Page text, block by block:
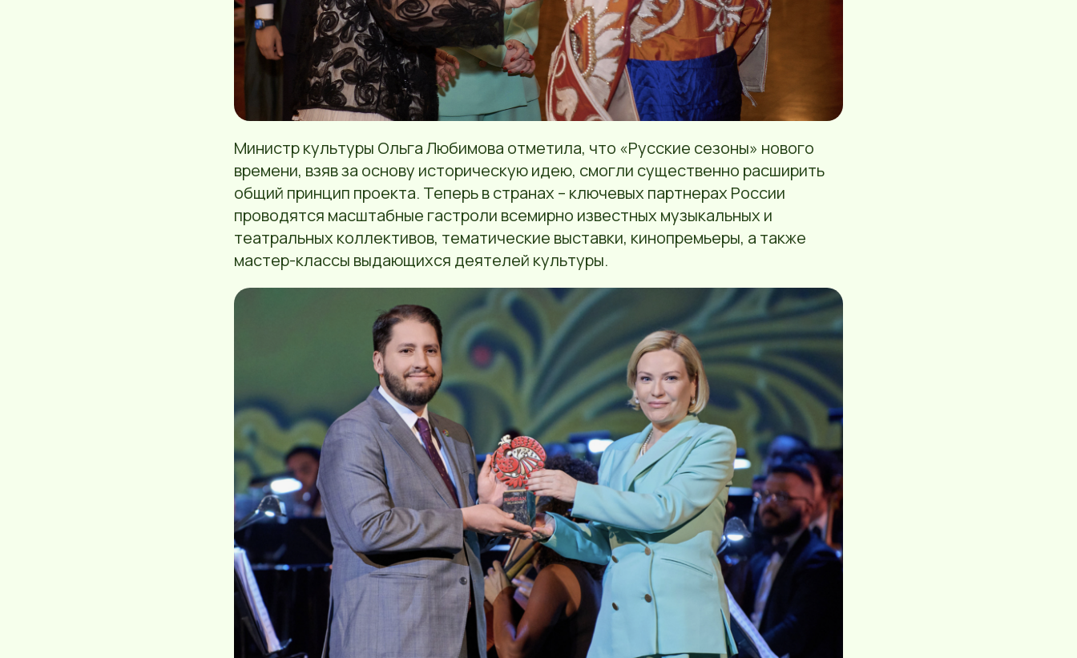
Министр культуры Ольга Любимова отметила, что «Русские сезоны» нового
времени, взяв за основу историческую идею, смогли существенно расширить
общий принцип проекта. Теперь в странах – ключевых партнерах России
проводятся масштабные гастроли всемирно известных музыкальных и
театральных коллективов, тематические выставки, кинопремьеры, а также
мастер-классы выдающихся деятелей культуры.